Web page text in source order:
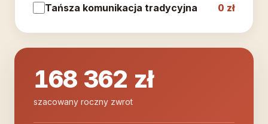
Tańsza komunikacja tradycyjna 0 zł
168 362 zł
szacowany roczny zwrot